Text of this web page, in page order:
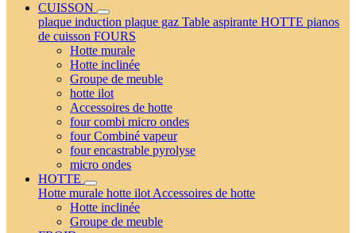
CUISSON
plaque induction plaque gaz Table aspirante HOTTE pianos
de cuisson FOURS
Hotte murale
Hotte inclinée
Groupe de meuble
hotte ilot
Accessoires de hotte
four combi micro ondes
four Combiné vapeur
four encastrable pyrolyse
micro ondes
HOTTE
Hotte murale hotte ilot Accessoires de hotte
Hotte inclinée
Groupe de meuble